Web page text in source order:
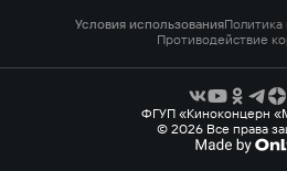
Условия использования
Противодействие
ФГУП «Киноконцерн
© 2026 Все права